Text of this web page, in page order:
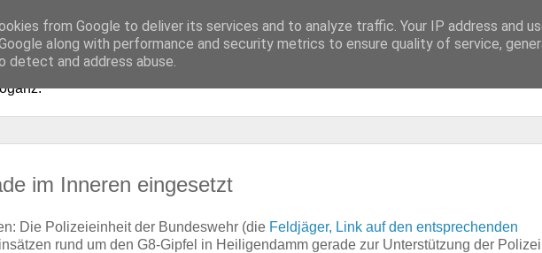
im Inneren eingesetzt
Die Polizeieinheit der Bundeswehr (die Feldjäger, Link auf den entsprechenden
rund um den G8-Gipfel in Heiligendamm gerade zur Unterstützung der Polizei
from Google to deliver its services and to analyze traffic. Your IP address and
along with performance and security metrics to ensure quality of service,
detect and address abuse.